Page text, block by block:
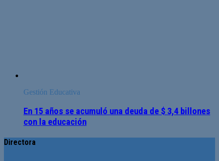
Gestión Educativa
En 15 años se acumuló una deuda de $ 3,4 billones
con la educación
Directora